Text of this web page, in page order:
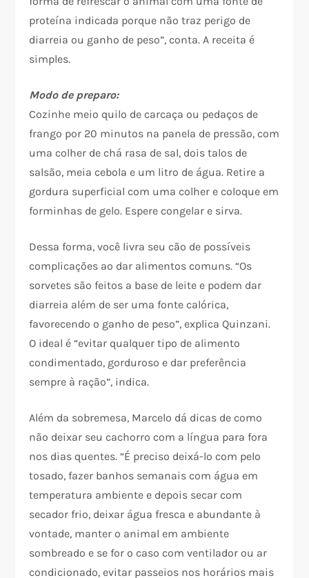
proteína indicada porque não traz perigo de
diarreia ou ganho de peso”, conta. A receita é
simples.
Modo de preparo:
Cozinhe meio quilo de carcaça ou pedaços de
frango por 20 minutos na panela de pressão, com
uma colher de chá rasa de sal, dois talos de
salsão, meia cebola e um litro de água. Retire a
gordura superficial com uma colher e coloque em
forminhas de gelo. Espere congelar e sirva.
Dessa forma, você livra seu cão de possíveis
complicações ao dar alimentos comuns. “Os
sorvetes são feitos a base de leite e podem dar
diarreia além de ser uma fonte calórica,
favorecendo o ganho de peso”, explica Quinzani.
O ideal é “evitar qualquer tipo de alimento
condimentado, gorduroso e dar preferência
sempre à ração”, indica.
Além da sobremesa, Marcelo dá dicas de como
não deixar seu cachorro com a língua para fora
nos dias quentes. “É preciso deixá-lo com pelo
tosado, fazer banhos semanais com água em
temperatura ambiente e depois secar com
secador frio, deixar água fresca e abundante à
vontade, manter o animal em ambiente
sombreado e se for o caso com ventilador ou ar
condicionado, evitar passeios nos horários mais